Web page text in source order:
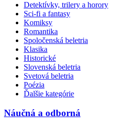
Detektívky, trilery a horory
Sci-fi a fantasy
Komiksy
Romantika
Spoločenská beletria
Klasika
Historické
Slovenská beletria
Svetová beletria
Poézia
Ďalšie kategórie
Náučná a odborná